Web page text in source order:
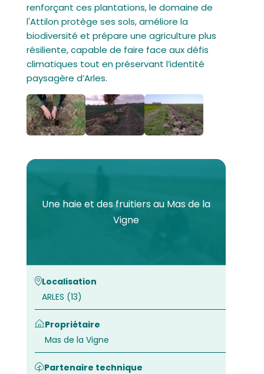
renforçant ces plantations, le domaine de
l'Attilon protège ses sols, améliore la
biodiversité et prépare une agriculture plus
résiliente, capable de faire face aux défis
climatiques tout en préservant l’identité
paysagère d’Arles.
Une haie et des fruitiers au Mas de la
Vigne
Localisation
ARLES (13)
Propriétaire
Mas de la Vigne
Partenaire technique